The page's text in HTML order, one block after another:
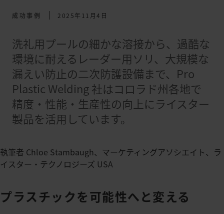
成功事例 2025年11月4日
洗礼用プールの細かな溶接から、過酷な
環境に耐えるレーダー用ソリ、大規模な
漏えい防止の二次防護設備まで、Pro
Plastic Welding 社はコロラド州各地で
精度・性能・生産性の向上にライスター
製品を活用しています。
執筆者 Chloe Stambaugh、マーケティングアソシエイト、ラ
イスター・テクノロジーズ USA​
プラスチックを可能性へと変える